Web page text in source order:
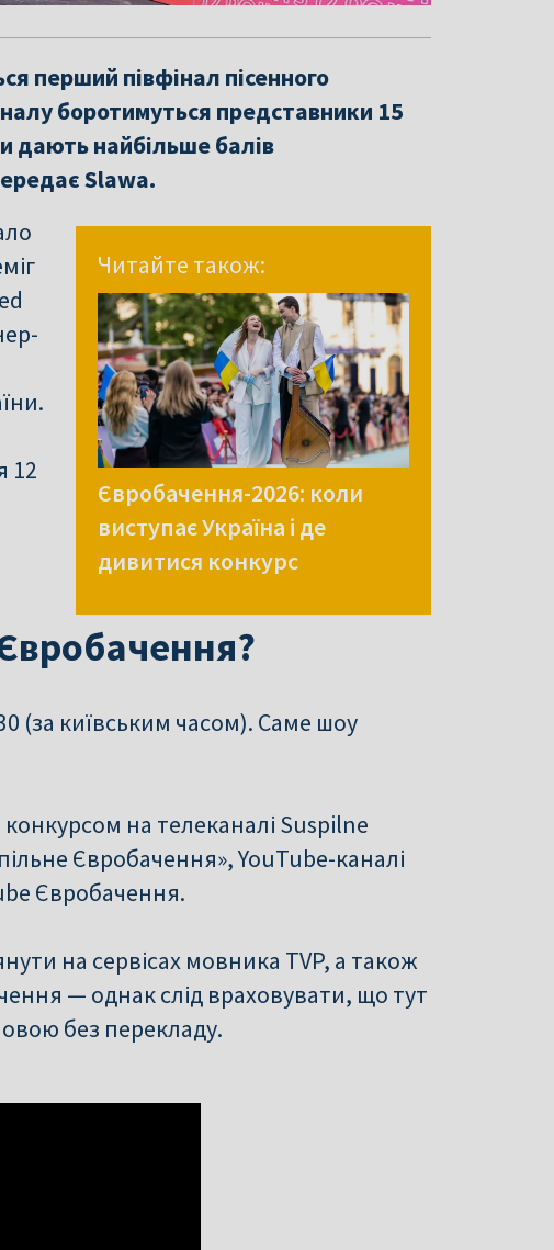
перший півфінал пісенного
боротимуться представники 15
дають найбільше балів
Slawa.
Читайте також:
Євробачення-2026: коли
виступає Україна і де
дивитися конкурс
12
(за київським часом). Саме шоу
на телеканалі Suspilne
Євробачення», YouTube-каналі
Євробачення.
на сервісах мовника TVP, а також
— однак слід враховувати, що тут
без перекладу.